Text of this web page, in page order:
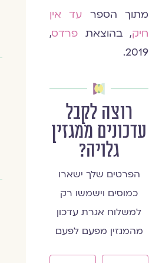
מתוך הספר עד אין
חיק, בהוצאתפרדס,
2019.
רוצה לקבל
עדכונים ממגזין
גלויה?
הפרטים שלך ישארו
כמוסים וישמשו רק
למשלוח אגרת עדכון
מהמגזין מפעם לפעם